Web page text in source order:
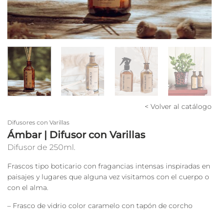
< Volver al catálogo
Difusores con Varillas
Ámbar | Difusor con Varillas
Difusor de 250ml.
Frascos tipo boticario con fragancias intensas inspiradas en
paisajes y lugares que alguna vez visitamos con el cuerpo o
con el alma.
– Frasco de vidrio color caramelo con tapón de corcho